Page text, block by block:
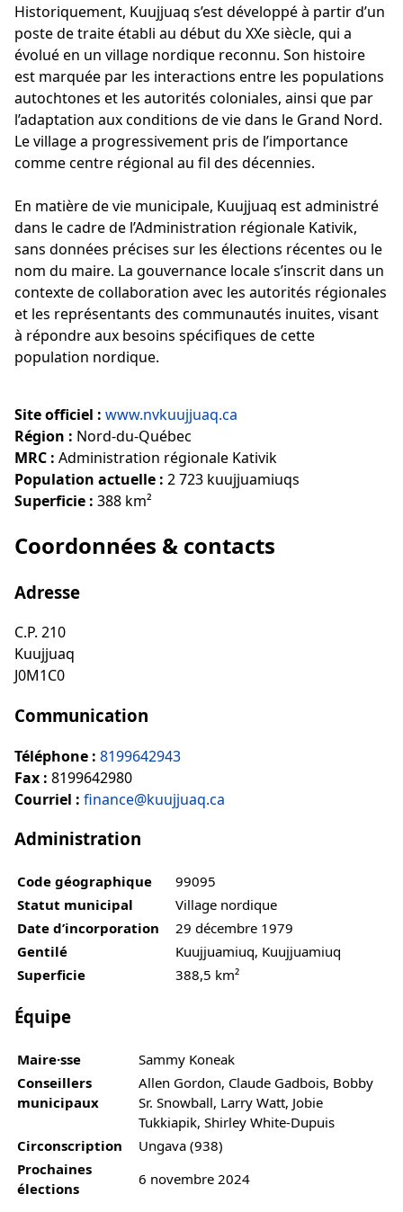
Historiquement, Kuujjuaq s’est développé à partir d’un
poste de traite établi au début du XXe siècle, qui a
évolué en un village nordique reconnu. Son histoire
est marquée par les interactions entre les populations
autochtones et les autorités coloniales, ainsi que par
l’adaptation aux conditions de vie dans le Grand Nord.
Le village a progressivement pris de l’importance
comme centre régional au fil des décennies.
En matière de vie municipale, Kuujjuaq est administré
dans le cadre de l’Administration régionale Kativik,
sans données précises sur les élections récentes ou le
nom du maire. La gouvernance locale s’inscrit dans un
contexte de collaboration avec les autorités régionales
et les représentants des communautés inuites, visant
à répondre aux besoins spécifiques de cette
population nordique.
Site officiel : www.nvkuujjuaq.ca
Région : Nord-du-Québec
MRC : Administration régionale Kativik
Population actuelle : 2 723 kuujjuamiuqs
Superficie : 388 km²
Coordonnées & contacts
Adresse
C.P. 210
Kuujjuaq
J0M1C0
Communication
Téléphone : 8199642943
Fax : 8199642980
Courriel : finance@kuujjuaq.ca
Administration
Code géographique
99095
Statut municipal
Village nordique
Date d’incorporation
29 décembre 1979
Gentilé
Kuujjuamiuq, Kuujjuamiuq
Superficie
388,5 km²
Équipe
Maire·sse
Sammy Koneak
Conseillers
municipaux
Allen Gordon, Claude Gadbois, Bobby
Sr. Snowball, Larry Watt, Jobie
Tukkiapik, Shirley White-Dupuis
Circonscription
Ungava (938)
Prochaines
élections
6 novembre 2024